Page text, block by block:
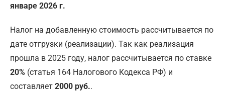
январе 2026 г.
Налог на добавленную стоимость рассчитывается по
дате отгрузки (реализации). Так как реализация
прошла в 2025 году, налог рассчитывается по ставке
20% (статья 164 Налогового Кодекса РФ) и
составляет 2000 руб..